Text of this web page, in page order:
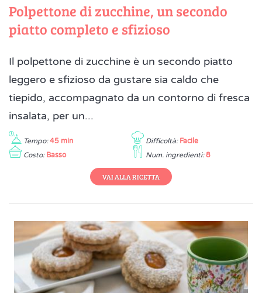
Polpettone di zucchine, un secondo
piatto completo e sfizioso
Il polpettone di zucchine è un secondo piatto
leggero e sfizioso da gustare sia caldo che
tiepido, accompagnato da un contorno di fresca
insalata, per un...
Tempo: 45 min Difficoltà: Facile
Costo: Basso Num. ingredienti: 8
VAI ALLA RICETTA